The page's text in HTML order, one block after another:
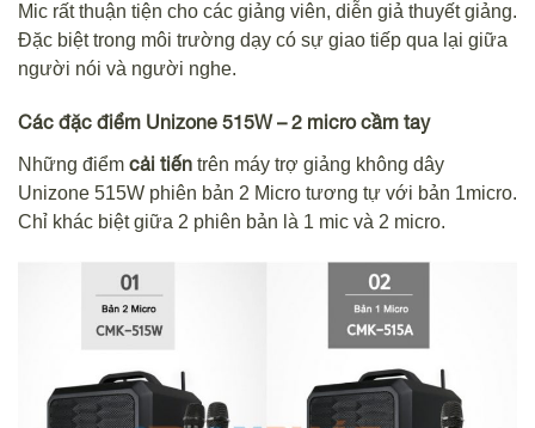
Mic rất thuận tiện cho các giảng viên, diễn giả thuyết giảng.
Đặc biệt trong môi trường dạy có sự giao tiếp qua lại giữa
người nói và người nghe.
Các đặc điểm Unizone 515W – 2 micro cầm tay
Những điểm cải tiến trên máy trợ giảng không dây
Unizone 515W phiên bản 2 Micro tương tự với bản 1micro.
Chỉ khác biệt giữa 2 phiên bản là 1 mic và 2 micro.